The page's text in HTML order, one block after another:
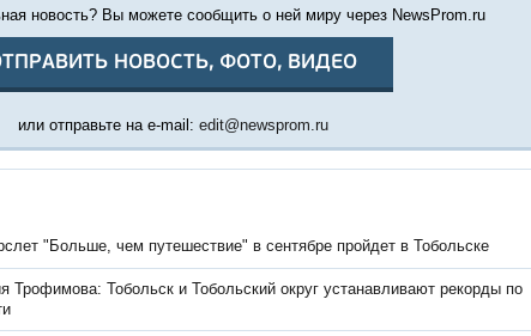
новость? Вы можете сообщить о ней миру через NewsProm.ru
НОВОСТЬ, ФОТО, ВИДЕО
или отправьте на e-mail: edit@newsprom.ru
"Больше, чем путешествие" в сентябре пройдет в Тобольске
Трофимова: Тобольск и Тобольский округ устанавливают рекорды по